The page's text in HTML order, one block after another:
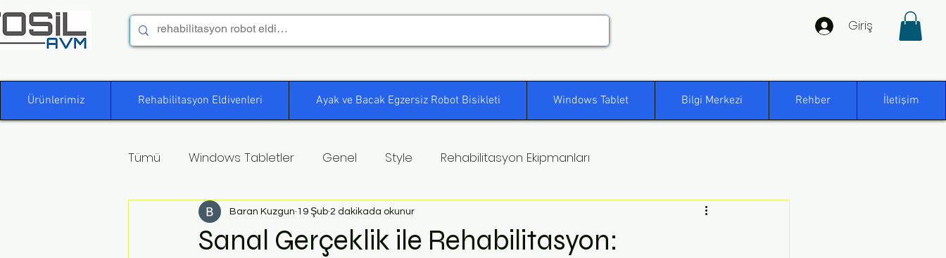
Giriş
Ürünlerimiz Rehabilitasyon Eldivenleri Ayak ve Bacak Egzersiz Robot Bisikleti Windows Tablet Bilgi Merkezi Rehber İletişim
Tümü Windows Tabletler Genel Style Rehabilitasyon Ekipmanları
Sanal Gerçeklik ile Rehabilitasyon:
Baran Kuzgun 19 Şub 2 dakikada okunur